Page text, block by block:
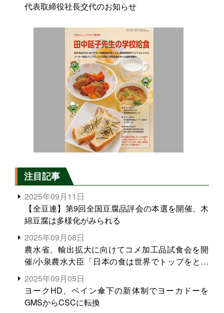
代表取締役社長交代のお知らせ
注目記事
2025年09月11日
【全豆連】第9回全国豆腐品評会の本選を開催、木
綿豆腐は多様化がみられる
2025年09月08日
農水省、輸出拡大に向けてコメ加工品試食会を開
催/小泉農水大臣「日本の食は世界でトップをとれ
る。米増産に向けて、米輸出需要の拡大を」
2025年09月05日
ヨークHD、ベイン傘下の新体制でヨーカドーを
GMSからCSCに転換